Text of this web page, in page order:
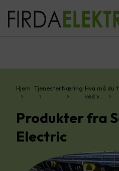
Hjem TjenesterNæring Hva må du
ved v…
Produkter fra
Electric